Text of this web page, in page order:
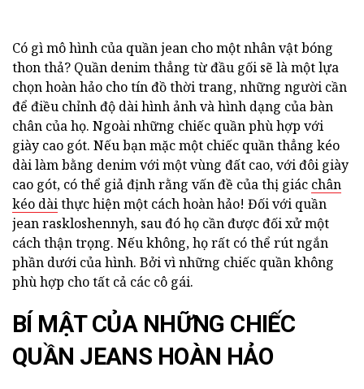
Có gì mô hình của quần jean cho một nhân vật bóng
thon thả? Quần denim thẳng từ đầu gối sẽ là một lựa
chọn hoàn hảo cho tín đồ thời trang, những người cần
để điều chỉnh độ dài hình ảnh và hình dạng của bàn
chân của họ. Ngoài những chiếc quần phù hợp với
giày cao gót. Nếu bạn mặc một chiếc quần thẳng kéo
dài làm bằng denim với một vùng đất cao, với đôi giày
cao gót, có thể giả định rằng vấn đề của thị giác chân
kéo dàithực hiện một cách hoàn hảo! Đối với quần
jean raskloshennyh, sau đó họ cần được đối xử một
cách thận trọng. Nếu không, họ rất có thể rút ngắn
phần dưới của hình. Bởi vì những chiếc quần không
phù hợp cho tất cả các cô gái.
BÍ MẬT CỦA NHỮNG CHIẾC
QUẦN JEANS HOÀN HẢO